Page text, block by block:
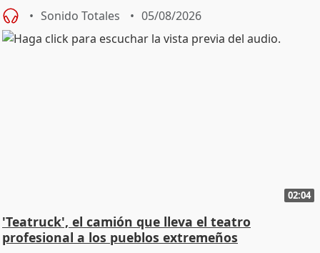
Sonido Totales 05/08/2026
02:04
'Teatruck', el camión que lleva el teatro
profesional a los pueblos extremeños